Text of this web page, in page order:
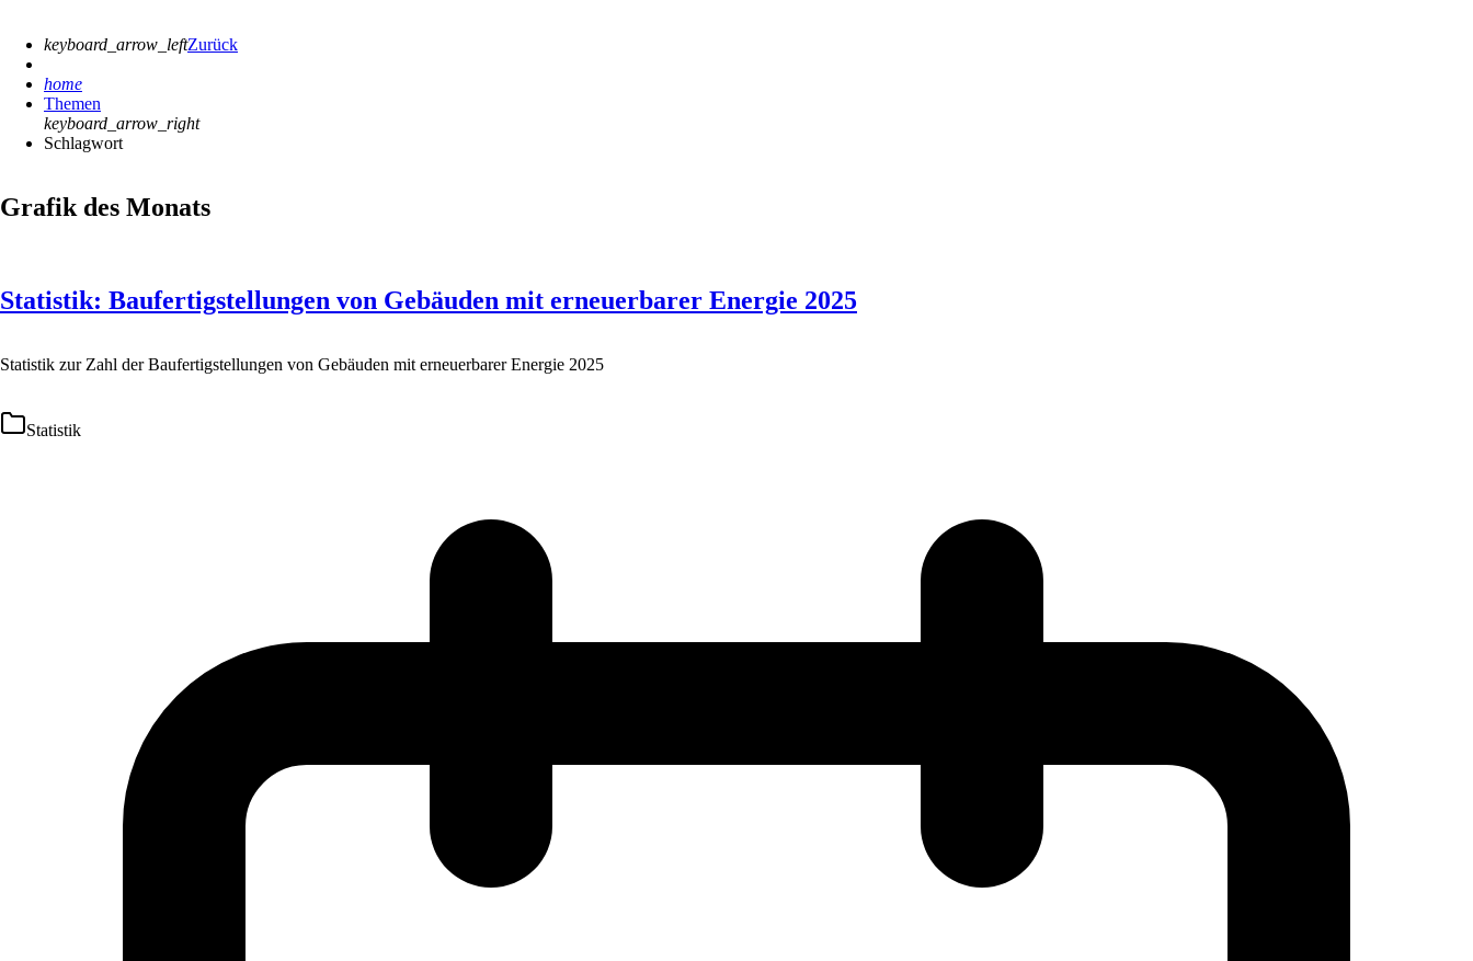
keyboard_arrow_leftZurück
home
Themen
keyboard_arrow_right
Schlagwort
Grafik des Monats
Statistik: Baufertigstellungen von Gebäuden mit erneuerbarer Energie 2025
Statistik zur Zahl der Baufertigstellungen von Gebäuden mit erneuerbarer Energie 2025
Statistik